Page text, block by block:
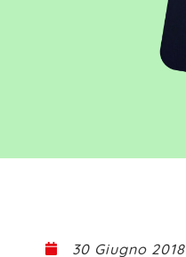
30 Giugno 2018